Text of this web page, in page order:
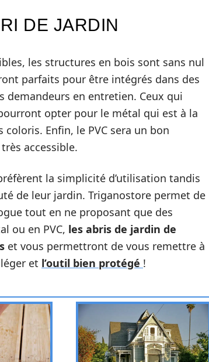
DE JARDIN
les structures en bois sont sans nul
parfaits pour être intégrés dans des
demandeurs en entretien. Ceux qui
opter pour le métal qui est à la
Enfin, le PVC sera un bon
accessible.
la simplicité d’utilisation tandis
de leur jardin. Triganostore permet de
tout en ne proposant que des
ou en PVC, les abris de jardin de
et vous permettront de vous remettre à
et l’outil bien protégé !